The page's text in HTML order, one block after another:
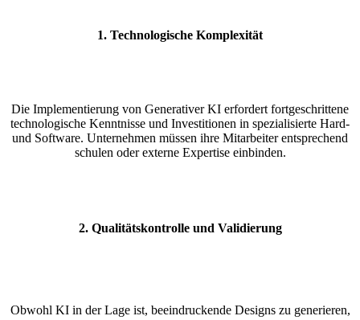
1. Technologische Komplexität
Die Implementierung von Generativer KI erfordert fortgeschrittene
technologische Kenntnisse und Investitionen in spezialisierte Hard-
und Software. Unternehmen müssen ihre Mitarbeiter entsprechend
schulen oder externe Expertise einbinden.
2. Qualitätskontrolle und Validierung
Obwohl KI in der Lage ist, beeindruckende Designs zu generieren,